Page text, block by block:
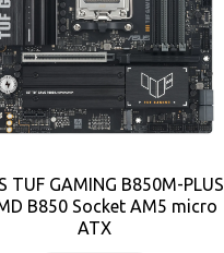
TUF GAMING B850M-PLUS
B850 Socket AM5 micro
ATX